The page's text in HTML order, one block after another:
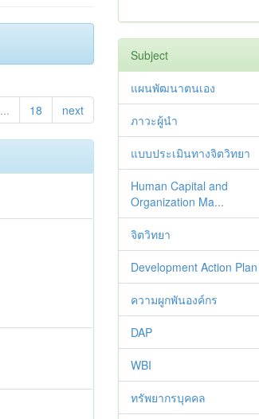
... 18 next
Subject
แผนพัฒนาตนเอง
ภาวะผู้นำ
แบบประเมินทางจิตวิทยา
Human Capital and
Organization Ma...
จิตวิทยา
Development Action Plan
ความผูกพันองค์กร
DAP
WBI
ทรัพยากรบุคคล